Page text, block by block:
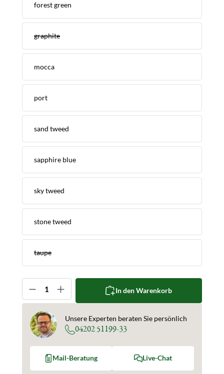
forest green
graphite
mocca
port
sand tweed
sapphire blue
sky tweed
stone tweed
taupe
Produkt Anzahl: Gib den gewünschten Wert ein
In den Warenkorb
Unsere Experten beraten Sie persönlich
04202 51199-33
Mail-Beratung Live-Chat